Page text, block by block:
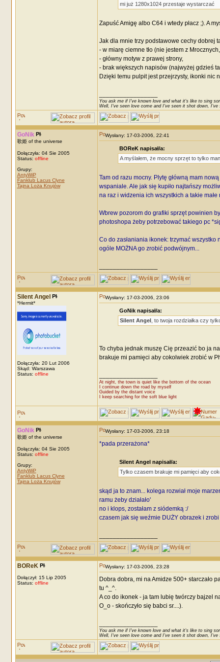
mi już 1280x1024 przestaje wystarczać
Zapuść Amigę albo C64 i wtedy płacz ;). A
Jak dla mnie trzy podstawowe cechy dobrej
- w miarę ciemne tło (nie jestem z
- główny motyw z prawej strony,
- brak większych napisów (najwyżej gdzieś
Dzięki temu pulpit jest przejrzysty, ikonki nic
You ask me if I've known love and what it's like to sing
Well, I've seen love come and I've seen it shot down, I've
GoNik
歌姫 of the universe
Dołączyła: 04 Sie 2005
Status: offline
Grupy:
AntyWiP
Fanklub Lacus Clyne
Tajna Loża Knujów
Wysłany: 17-03-2006, 22:41
BOReK napisał/a:
A myślałem, że mocny sprzęt to tylko
Tam od razu mocny. Plytę główną mam
wspaniale. Ale jak się kupiło najtańszy
na raz i widzenia ich wszystkich a takie
Wbrew pozorom do grafiki sprzęt powinien
photoshopa żeby potrzebować takiego pc
Co do zasłaniania ikonek: trzymać
ogóle MOŻNA go zrobić podwójnym...
Silent Angel
*Hermit*
Dołączyła: 20 Lut 2006
Skąd: Warszawa
Status: offline
Wysłany: 17-03-2006, 23:06
GoNik napisał/a:
Silent Angel , to twoja rozdziałka czy
To chyba jednak muszę Cię przeazić bo ja
brakuje mi pamięci aby cokolwiek zrobić w
At night, the town is quiet like the bottom of the ocean
I continue down the road by myself
Guided by the distant voice
I keep searching for the soft blue light
GoNik
歌姫 of the universe
Dołączyła: 04 Sie 2005
Status: offline
Grupy:
AntyWiP
Fanklub Lacus Clyne
Tajna Loża Knujów
Wysłany: 17-03-2006, 23:18
*pada przerażona*
Silent Angel napisał/a:
Tylko czasem brakuje mi pamięci aby
skąd ja to znam... kolega rozwiał moje
ramu żeby działało'
no i klops, zostałam z siódemką :/
czasem jak się weźmie DUŻY obrazek i
BOReK
Dołączył: 15 Lip 2005
Status: offline
Wysłany: 17-03-2006, 23:28
Dobra dobra, mi na Amidze 500+ starczało
tu ^_^.
A co do ikonek - ja tam lubię twórczy bajzel
O_o - skończyło się babci sr....).
You ask me if I've known love and what it's like to sing
Well, I've seen love come and I've seen it shot down, I've